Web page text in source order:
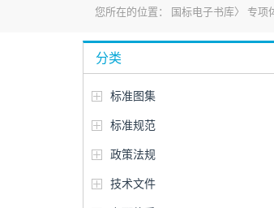
您所在的位置： 国标电子书库〉 专项
分类
标准图集
标准规范
政策法规
技术文件